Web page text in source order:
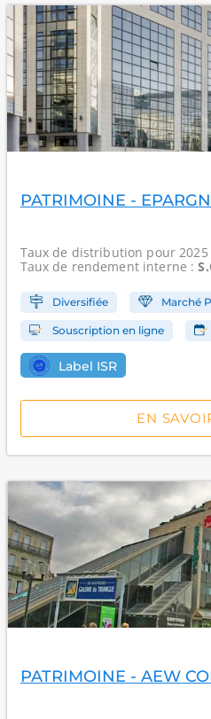
PATRIMOINE -
Taux de distribution pour
Taux de rendement interne :
Diversifiée Marché
Souscription en ligne
Label ISR
EN
PATRIMOINE - AEW